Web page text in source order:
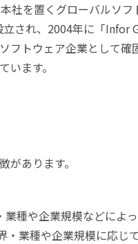
社を置くグローバルソフ
立され、2004年に「
フトウェア企業として
ます。
があります。
業種や企業規模などによ
・業種や企業規模に応じ